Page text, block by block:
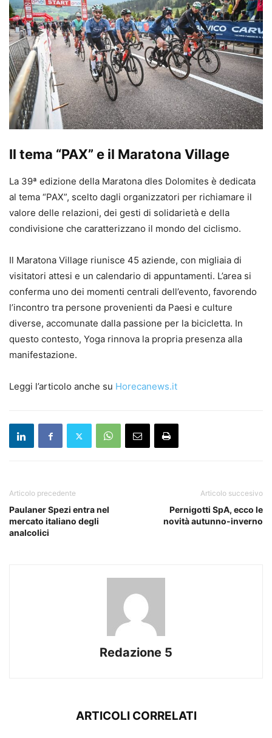
Il tema “PAX” e il Maratona Village
La 39ª edizione della Maratona dles Dolomites è dedicata
al tema “PAX”, scelto dagli organizzatori per richiamare il
valore delle relazioni, dei gesti di solidarietà e della
condivisione che caratterizzano il mondo del ciclismo.
Il Maratona Village riunisce 45 aziende, con migliaia di
visitatori attesi e un calendario di appuntamenti. L’area si
conferma uno dei momenti centrali dell’evento, favorendo
l’incontro tra persone provenienti da Paesi e culture
diverse, accomunate dalla passione per la bicicletta. In
questo contesto, Yoga rinnova la propria presenza alla
manifestazione.
Leggi l’articolo anche su Horecanews.it
Articolo precedente
Paulaner Spezi entra nel
mercato italiano degli
analcolici
Articolo succesivo
Pernigotti SpA, ecco le
novità autunno-inverno
Redazione 5
ARTICOLI CORRELATI